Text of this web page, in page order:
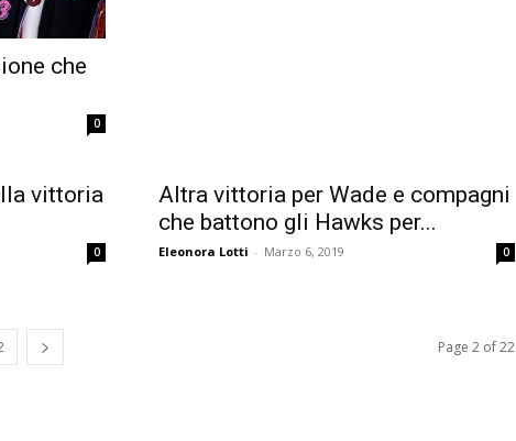
che
0
vittoria
0
Altra vittoria per Wade e compagni
che battono gli Hawks per...
Eleonora Lotti - Marzo 6, 2019 0
Page 2 of 22